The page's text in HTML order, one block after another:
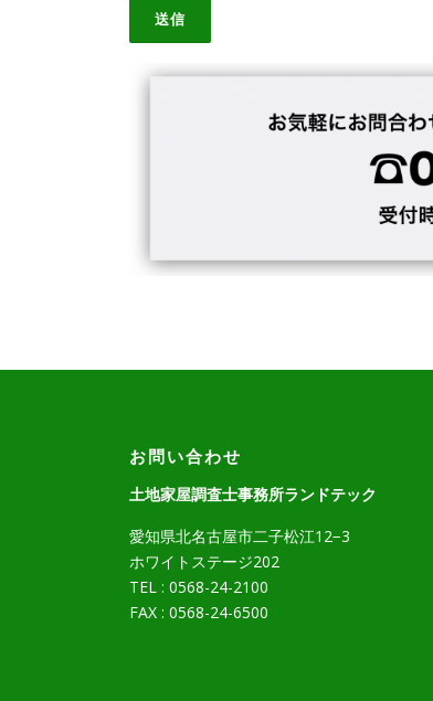
お問い合わせ
土地家屋調査士事務所ランドテック
愛知県北名古屋市二子松江12−3
ホワイトステージ202
TEL : 0568-24-2100
FAX : 0568-24-6500